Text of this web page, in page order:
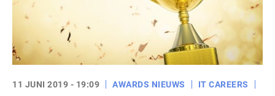
11 JUNI 2019 - 19:09 AWARDS NIEUWS
IT CAREERS